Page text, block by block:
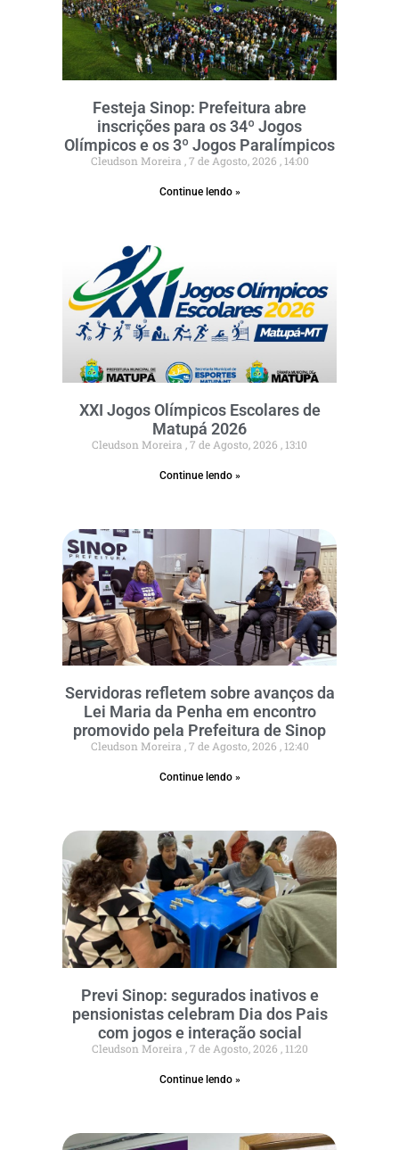
Festeja Sinop: Prefeitura abre
inscrições para os 34º Jogos
Olímpicos e os 3º Jogos Paralímpicos
Cleudson Moreira 7 de Agosto, 2026 14:00
Continue lendo »
XXI Jogos Olímpicos Escolares de
Matupá 2026
Cleudson Moreira 7 de Agosto, 2026 13:10
Continue lendo »
Servidoras refletem sobre avanços da
Lei Maria da Penha em encontro
promovido pela Prefeitura de Sinop
Cleudson Moreira 7 de Agosto, 2026 12:40
Continue lendo »
Previ Sinop: segurados inativos e
pensionistas celebram Dia dos Pais
com jogos e interação social
Cleudson Moreira 7 de Agosto, 2026 11:20
Continue lendo »